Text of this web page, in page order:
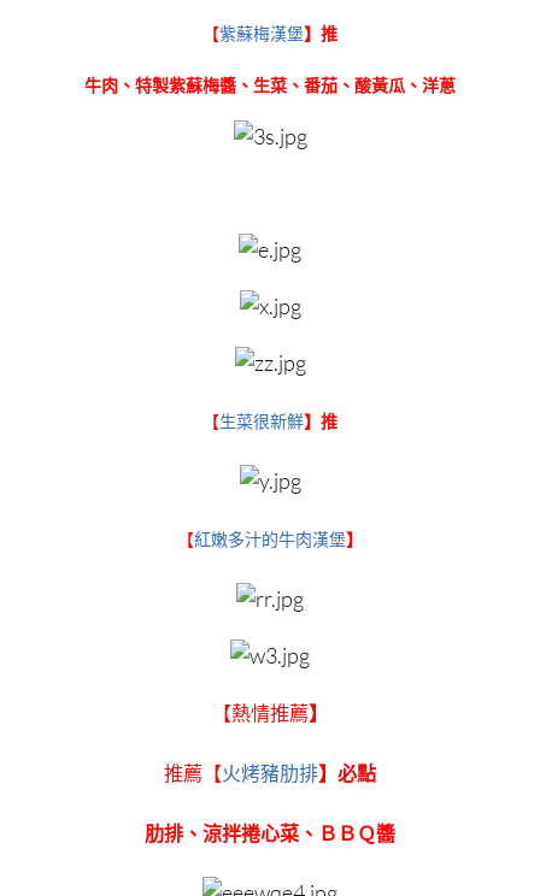
【紫蘇梅漢堡】推
牛肉、特製紫蘇梅醬、生菜、番茄、酸黃瓜、洋蔥
【生菜很新鮮】推
【紅嫩多汁的牛肉漢堡】
【熱情推薦】
推薦【火烤豬肋排】必點
肋排、涼拌捲心菜、ＢＢＱ醬